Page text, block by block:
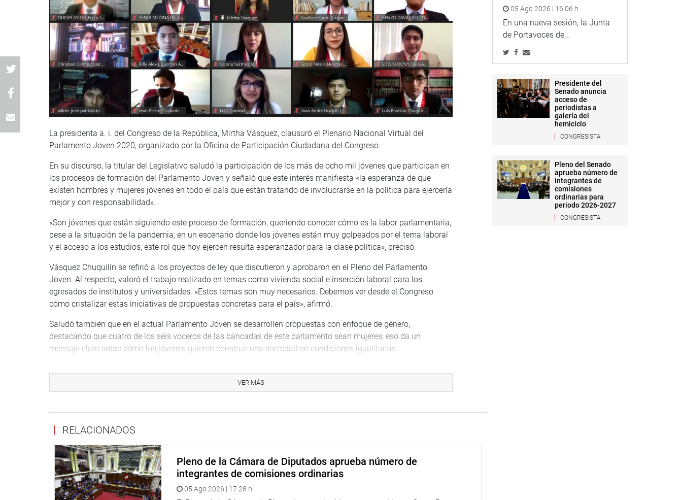
La presidenta a. i. del Congreso de la República, Mirtha Vásquez, clausuró el Plenario Nacional Virtual del
Parlamento Joven 2020, organizado por la Oficina de Participación Ciudadana del Congreso.
En su discurso, la titular del Legislativo saludó la participación de los más de ocho mil jóvenes que participan en
los procesos de formación del Parlamento Joven y señaló que este interés manifiesta «la esperanza de que
existen hombres y mujeres jóvenes en todo el país que están tratando de involucrarse en la política para ejercerla
mejor y con responsabilidad».
«Son jóvenes que están siguiendo este proceso de formación, queriendo conocer cómo es la labor parlamentaria,
pese a la situación de la pandemia; en un escenario donde los jóvenes están muy golpeados por el tema laboral
y el acceso a los estudios; este rol que hoy ejercen resulta esperanzador para la clase política», precisó.
Vásquez Chuquilín se refirió a los proyectos de ley que discutieron y aprobaron en el Pleno del Parlamento
Joven. Al respecto, valoró el trabajo realizado en temas como vivienda social e inserción laboral para los
egresados de institutos y universidades. «Estos temas son muy necesarios. Debemos ver desde el Congreso
cómo cristalizar estas iniciativas de propuestas concretas para el país», afirmó.
Saludó también que en el actual Parlamento Joven se desarrollen propuestas con enfoque de género,
destacando que cuatro de los seis voceros de las bancadas de este parlamento sean mujeres, eso da un
mensaje claro sobre cómo los jóvenes quieren construir una sociedad en condiciones igualitarias.
Matilde Fernández, quien ha dirigido la Oficina de Participación Ciudadana. Luego, reiteró la felicitación a los
jóvenes «por hacer este trabajo de política decente y responsable».
El Parlamento Joven es un programa que tiene como objetivo fortalecer en los jóvenes peruanos capacidades de
liderazgo y promover una cultura de debate constructivo a través de la recreación de la organización
parlamentaria y de las funciones de los congresistas de la República, tanto en las comisiones de trabajo como
en las sesiones plenarias.
El programa consiste en la capacitación en temas parlamentarios y del sistema electoral, a través de cursos
virtuales, un examen de selección y el desarrollo de parlamentos regionales en todo el país. En dichos plenarios
participan los primeros 130 jóvenes que por orden de mérito son clasificados en sus respectivas regiones. El
VER MÁS
RELACIONADOS
Pleno de la Cámara de Diputados aprueba número de
integrantes de comisiones ordinarias
05 Ago 2026 | 17:28 h
05 Ago 2026 | 16:06 h
En una nueva sesión, la Junta
de Portavoces de...
Presidente del
Senado anuncia
acceso de
periodistas a
galería del
hemiciclo
CONGRESISTA
Pleno del Senado
aprueba número de
integrantes de
comisiones
ordinarias para
periodo 2026-2027
CONGRESISTA